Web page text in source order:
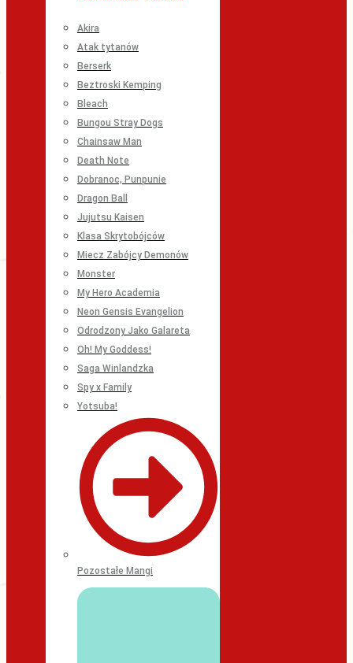
Akira
Atak tytanów
Berserk
Beztroski Kemping
Bleach
Bungou Stray Dogs
Chainsaw Man
Death Note
Dobranoc, Punpunie
Dragon Ball
Jujutsu Kaisen
Klasa Skrytobójców
Miecz Zabójcy Demonów
Monster
My Hero Academia
Neon Gensis Evangelion
Odrodzony Jako Galareta
Oh! My Goddess!
Saga Winlandzka
Spy x Family
Yotsuba!
Pozostałe Mangi